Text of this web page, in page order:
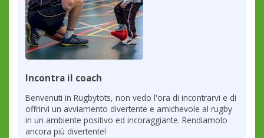
Incontra il coach
Benvenuti in Rugbytots, non vedo l'ora di incontrarvi e di
offrirvi un avviamento divertente e amichevole al rugby
in un ambiente positivo ed incoraggiante. Rendiamolo
ancora più divertente!